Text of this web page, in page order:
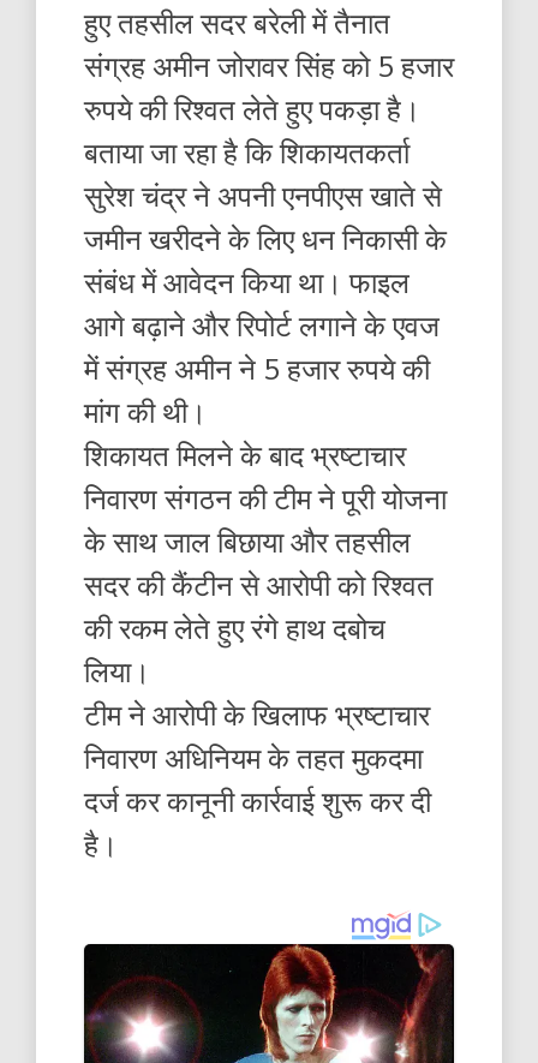
हुए तहसील सदर बरेली में तैनात
संग्रह अमीन जोरावर सिंह को 5 हजार
रुपये की रिश्वत लेते हुए पकड़ा है।
बताया जा रहा है कि शिकायतकर्ता
सुरेश चंद्र ने अपनी एनपीएस खाते से
जमीन खरीदने के लिए धन निकासी के
संबंध में आवेदन किया था। फाइल
आगे बढ़ाने और रिपोर्ट लगाने के एवज
में संग्रह अमीन ने 5 हजार रुपये की
मांग की थी।
शिकायत मिलने के बाद भ्रष्टाचार
निवारण संगठन की टीम ने पूरी योजना
के साथ जाल बिछाया और तहसील
सदर की कैंटीन से आरोपी को रिश्वत
की रकम लेते हुए रंगे हाथ दबोच
लिया।
टीम ने आरोपी के खिलाफ भ्रष्टाचार
निवारण अधिनियम के तहत मुकदमा
दर्ज कर कानूनी कार्रवाई शुरू कर दी
है।